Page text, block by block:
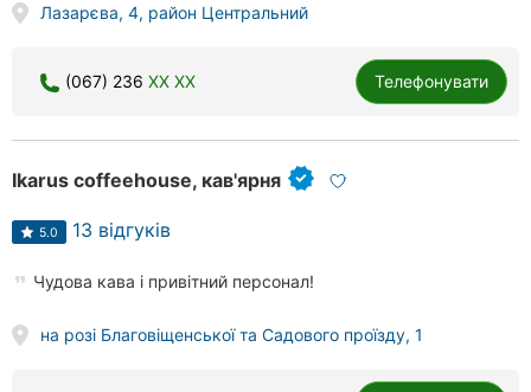
Лазарєва, 4, район Центральний
(067) 236 XX XX Телефонувати
Ikarus coffeehouse, кав'ярня
5.0 13 відгуків
Чудова кава і привітний персонал!
на розі Благовіщенської та Садового проїзду, 1